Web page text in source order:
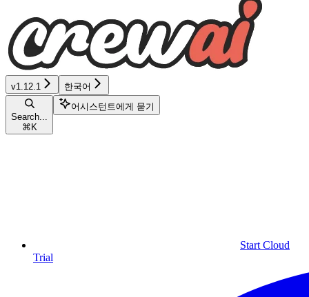
v1.12.1 한국어
Search...
⌘ K
어시스턴트에게 묻기
Start Cloud
Trial